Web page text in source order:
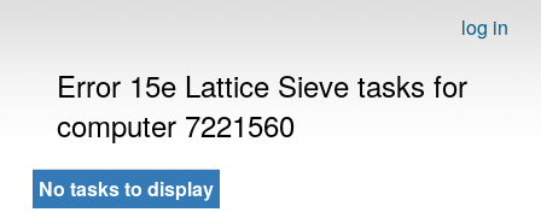
log in
Error 15e Lattice Sieve tasks for
computer 7221560
No tasks to display